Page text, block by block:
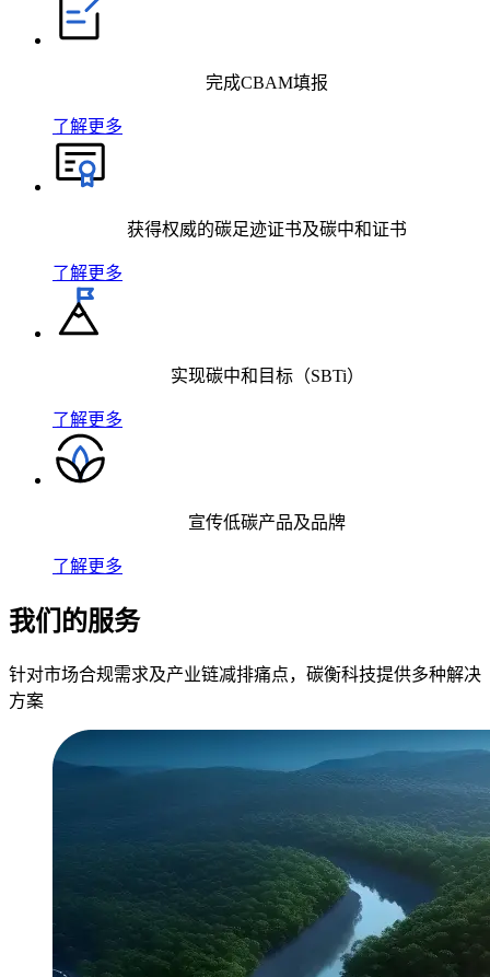
完成CBAM填报
了解更多
获得权威的碳足迹证书及碳中和证书
了解更多
实现碳中和目标（SBTi）
了解更多
宣传低碳产品及品牌
了解更多
我们的服务
针对市场合规需求及产业链减排痛点，碳衡科技提供多种解决
方案